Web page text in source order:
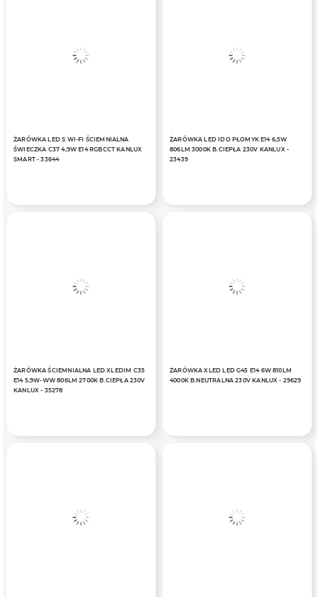
ŻARÓWKA LED S WI-FI ŚCIEMNIALNA
ŚWIECZKA C37 4,9W E14 RGBCCT KANLUX
SMART - 33644
ŻARÓWKA LED IDO PŁOMYK E14 6,5W
806LM 3000K B.CIEPŁA 230V KANLUX -
23439
ŻARÓWKA ŚCIEMNIALNA LED XLEDIM C35
E14 5,9W-WW 806LM 2700K B.CIEPŁA 230V
KANLUX - 35278
ŻARÓWKA XLED LED G45 E14 6W 810LM
4000K B.NEUTRALNA 230V KANLUX - 29629